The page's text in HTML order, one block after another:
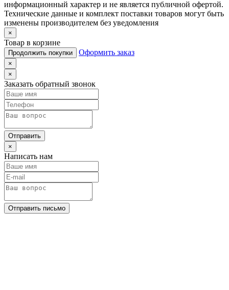
информационный характер и не является публичной офертой.
Технические данные и комплект поставки товаров могут быть
изменены производителем без уведомления
×
Товар в корзине
Продолжить покупки Оформить заказ
×
×
Заказать обратный звонок
Отправить
×
Написать нам
Отправить письмо